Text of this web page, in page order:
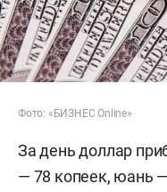
Фото: «БИЗНЕС Online»
За день доллар
— 78 копеек, юань